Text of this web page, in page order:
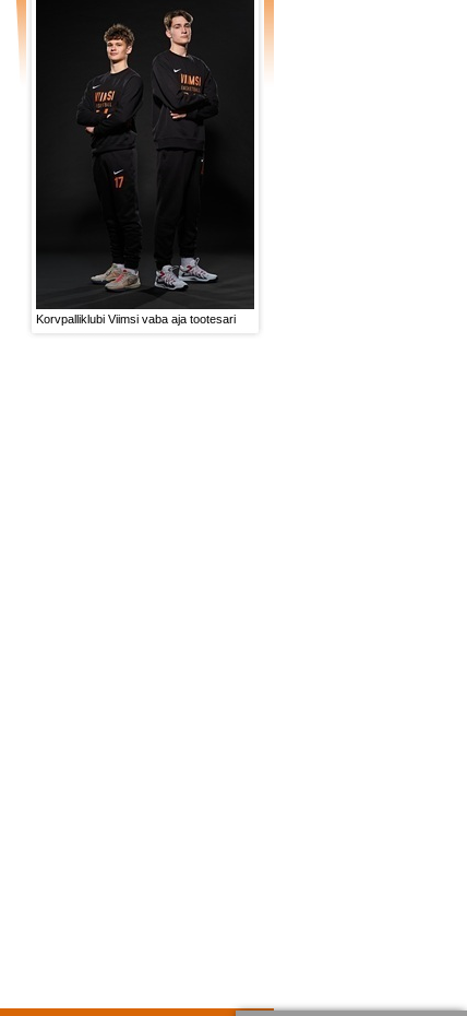
Korvpalliklubi Viimsi vaba aja tootesari